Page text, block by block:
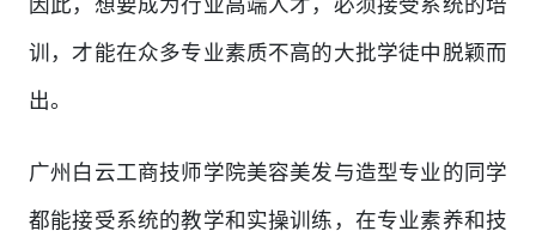
训，才能在众多专业素质不高的大批学徒中脱颖而
出。
广州白云工商技师学院美容美发与造型专业的同学
都能接受系统的教学和实操训练，在专业素养和技